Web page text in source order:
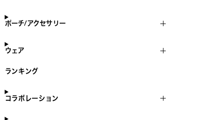
ポーチ/アクセサリー
ウェア
ランキング
コラボレーション